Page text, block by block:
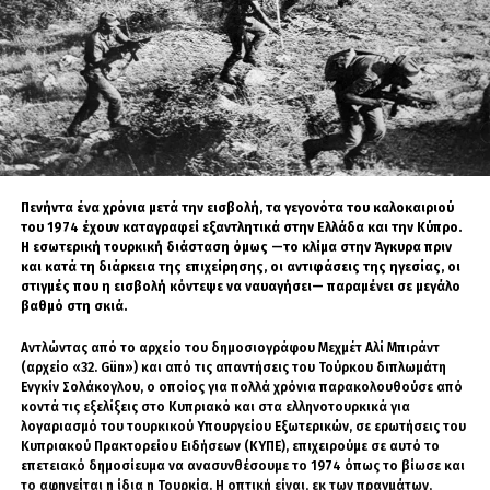
εξαναγκάζονταν να εργάζονται σε κυκλώματα ηλεκτρονικής απάτης.
Παράλληλα, εσωτερικό υπόμνημα του FBI, το οποίο επικαλείται το
Reuters, αναφέρει ότι η συνεργασία με τις κινεζικές αρχές συνέβαλε
φέτος στη σύλληψη εννέα ατόμων, στο κλείσιμο δύο εγκαταστάσεων
παραγωγής χημικών ουσιών και τριών ιστοσελίδων που σχετίζονταν
με πρόδρομες ουσίες για την παραγωγή φαιντανύλης.
Η θέση του FBI
Ο διευθυντής του FBI, Κας Πατέλ, υπερασπίστηκε τη νέα στρατηγική,
διευκρινίζοντας ότι η συνεργασία αφορά αποκλειστικά την
καταπολέμηση συγκεκριμένων μορφών διεθνικού εγκλήματος και δεν
μεταβάλλει τη συνολική στάση των Ηνωμένων Πολιτειών απέναντι στην
Κίνα και τη Ρωσία.
Όπως υποστήριξε, οι σχέσεις αυτές δεν υποκαθιστούν τη συνεργασία
των ΗΠΑ με τους παραδοσιακούς συμμάχους τους, όπως οι χώρες της
συμμαχίας πληροφοριών
Five Eyes
, ενώ παράλληλα εφαρμόζονται
αυστηρά μέτρα αντικατασκοπείας κατά τη διάρκεια όλων των επαφών
με Κινέζους και Ρώσους αξιωματούχους.
Αντιδράσεις στην αμερικανική
Πενήντα ένα χρόνια μετά την εισβολή, τα γεγονότα του καλοκαιριού
του 1974 έχουν καταγραφεί εξαντλητικά στην Ελλάδα και την Κύπρο.
Η εσωτερική τουρκική διάσταση όμως —το κλίμα στην Άγκυρα πριν
και κατά τη διάρκεια της επιχείρησης, οι αντιφάσεις της ηγεσίας, οι
στιγμές που η εισβολή κόντεψε να ναυαγήσει— παραμένει σε μεγάλο
βαθμό στη σκιά.
Αντλώντας από το αρχείο του δημοσιογράφου Μεχμέτ Αλί Μπιράντ
(αρχείο «32. Gün») και από τις απαντήσεις του Τούρκου διπλωμάτη
Ενγκίν Σολάκογλου, ο οποίος για πολλά χρόνια παρακολουθούσε από
κοντά τις εξελίξεις στο Κυπριακό και στα ελληνοτουρκικά για
λογαριασμό του τουρκικού Υπουργείου Εξωτερικών, σε ερωτήσεις του
Κυπριακού Πρακτορείου Ειδήσεων (ΚΥΠΕ), επιχειρούμε σε αυτό το
επετειακό δημοσίευμα να ανασυνθέσουμε το 1974 όπως το βίωσε και
το αφηγείται η ίδια η Τουρκία. Η οπτική είναι, εκ των πραγμάτων,